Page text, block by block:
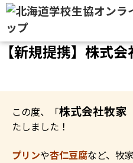
【新規提携】株式会
この度、「株式会社牧家
たしました！
プリンや杏仁豆腐など、牧